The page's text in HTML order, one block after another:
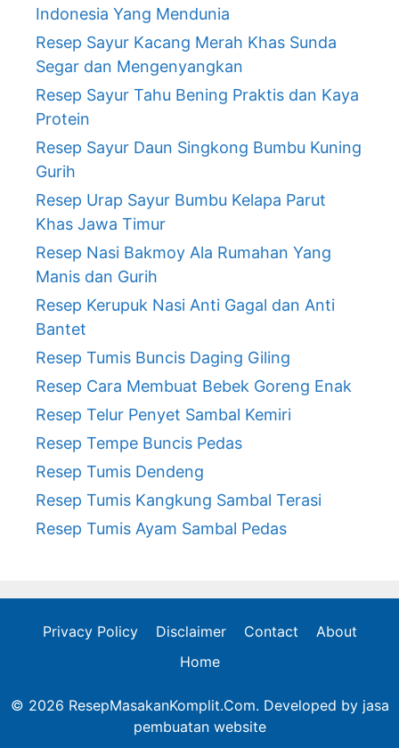
Indonesia Yang Mendunia
Resep Sayur Kacang Merah Khas Sunda
Segar dan Mengenyangkan
Resep Sayur Tahu Bening Praktis dan Kaya
Protein
Resep Sayur Daun Singkong Bumbu Kuning
Gurih
Resep Urap Sayur Bumbu Kelapa Parut
Khas Jawa Timur
Resep Nasi Bakmoy Ala Rumahan Yang
Manis dan Gurih
Resep Kerupuk Nasi Anti Gagal dan Anti
Bantet
Resep Tumis Buncis Daging Giling
Resep Cara Membuat Bebek Goreng Enak
Resep Telur Penyet Sambal Kemiri
Resep Tempe Buncis Pedas
Resep Tumis Dendeng
Resep Tumis Kangkung Sambal Terasi
Resep Tumis Ayam Sambal Pedas
Privacy Policy Disclaimer Contact
About
Home
© 2026 ResepMasakanKomplit.Com. Developed by jasa
pembuatan website